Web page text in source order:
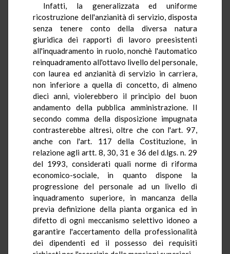
Infatti, la generalizzata ed uniforme
ricostruzione dell'anzianità di servizio, disposta
senza tenere conto della diversa natura
giuridica dei rapporti di lavoro preesistenti
all'inquadramento in ruolo, nonchè l'automatico
reinquadramento all'ottavo livello del personale,
con laurea ed anzianità di servizio in carriera,
non inferiore a quella di concetto, di almeno
dieci anni, violerebbero il principio del buon
andamento della pubblica amministrazione. Il
secondo comma della disposizione impugnata
contrasterebbe altresì, oltre che con l'art. 97,
anche con l'art. 117 della Costituzione, in
relazione agli artt. 8, 30, 31 e 36 del d.lgs. n. 29
del 1993, considerati quali norme di riforma
economico-sociale, in quanto dispone la
progressione del personale ad un livello di
inquadramento superiore, in mancanza della
previa definizione della pianta organica ed in
difetto di ogni meccanismo selettivo idoneo a
garantire l'accertamento della professionalità
dei dipendenti ed il possesso dei requisiti